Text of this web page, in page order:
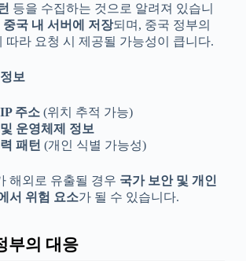
등을 수집하는 것으로 알려져 있습니
중국 내 서버에 저장되며, 중국 정부의
따라 요청 시 제공될 가능성이 큽니다.
보
주소(위치 추적 가능)
운영체제 정보
패턴 (개인 식별 가능성)
해외로 유출될 경우 국가 보안 및 개인
서 위험 요소가 될 수 있습니다.
부의 대응